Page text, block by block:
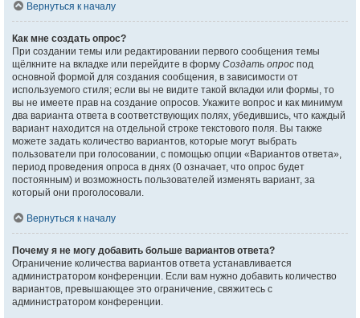
Вернуться к началу
Как мне создать опрос?
При создании темы или редактировании первого сообщения темы
щёлкните на вкладке или перейдите в форму Создать опрос под
основной формой для создания сообщения, в зависимости от
используемого стиля; если вы не видите такой вкладки или формы, то
вы не имеете прав на создание опросов. Укажите вопрос и как минимум
два варианта ответа в соответствующих полях, убедившись, что каждый
вариант находится на отдельной строке текстового поля. Вы также
можете задать количество вариантов, которые могут выбрать
пользователи при голосовании, с помощью опции «Вариантов ответа»,
период проведения опроса в днях (0 означает, что опрос будет
постоянным) и возможность пользователей изменять вариант, за
который они проголосовали.
Вернуться к началу
Почему я не могу добавить больше вариантов ответа?
Ограничение количества вариантов ответа устанавливается
администратором конференции. Если вам нужно добавить количество
вариантов, превышающее это ограничение, свяжитесь с
администратором конференции.